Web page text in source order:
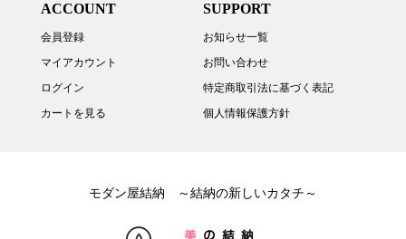
ACCOUNT
会員登録
マイアカウント
ログイン
カートを見る
SUPPORT
お知らせ一覧
お問い合わせ
特定商取引法に基づく表記
個人情報保護方針
モダン屋結納 ～結納の新しいカタチ～